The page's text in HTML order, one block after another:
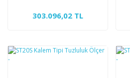
303.096,02 TL